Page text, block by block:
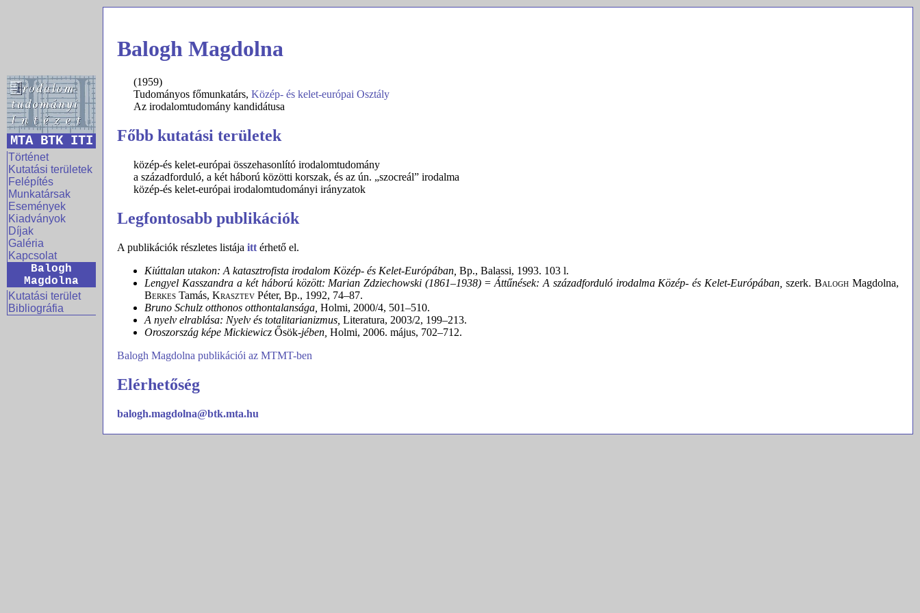
MTA BTK ITI
Történet
Kutatási területek
Felépítés
Munkatársak
Események
Kiadványok
Díjak
Galéria
Kapcsolat
Balogh
Magdolna
Kutatási terület
Bibliográfia
Balogh Magdolna
(1959)
Tudományos főmunkatárs,Közép- és kelet-európai Osztály
Az irodalomtudomány kandidátusa
Főbb kutatási területek
közép-és kelet-európai összehasonlító irodalomtudomány
a századforduló, a két háború közötti korszak, és az ún. „szocreál” irodalma
közép-és kelet-európai irodalomtudományi irányzatok
Legfontosabb publikációk
A publikációk részletes listájaitt érhető el.
Kiúttalan utakon: A katasztrofista irodalom Közép- és Kelet-Európában, Bp., Balassi, 1993. 103 l.
Lengyel Kasszandra a két háború között: Marian Zdziechowski (1861–1938) = Áttűnések: A századforduló irodalma Közép- és Kelet-Európában, szerk. BaloghMagdolna,
Berkes Tamás,Krasztev Péter, Bp., 1992, 74–87.
Bruno Schulz otthonos otthontalansága, Holmi, 2000/4, 501–510.
A nyelv elrablása: Nyelv és totalitarianizmus, Literatura, 2003/2, 199–213.
Oroszország képe MickiewiczŐsök-jében, Holmi, 2006. május, 702–712.
Balogh Magdolna publikációi az MTMT-ben
Elérhetőség
balogh.magdolna@btk.mta.hu